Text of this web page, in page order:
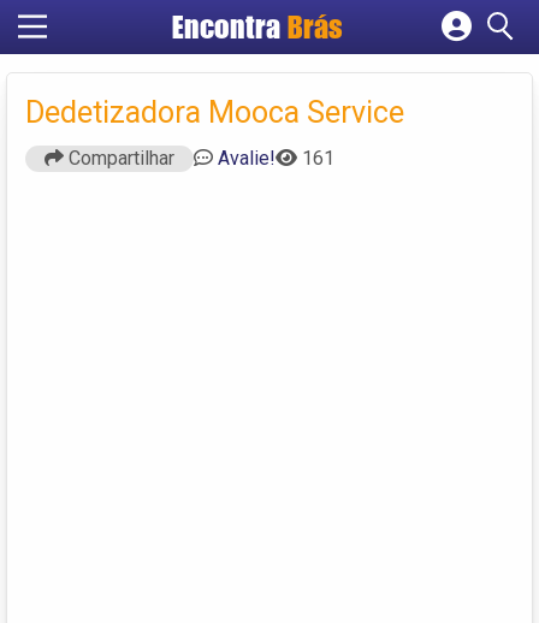
Encontra Brás
Cadastrar empresa
Criar conta
Dedetizadora Mooca Service
Compartilhar Avalie! 161